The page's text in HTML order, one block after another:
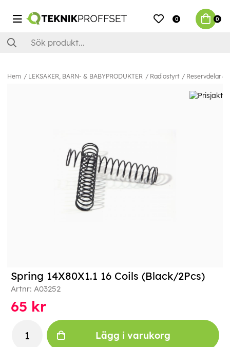
0 0
Hem LEKSAKER, BARN- & BABYPRODUKTER Radiostyrt Reservdelar &
Spring 14X80X1.1 16 Coils (Black/2Pcs)
Artnr: A03252
65 kr
Lägg i varukorg